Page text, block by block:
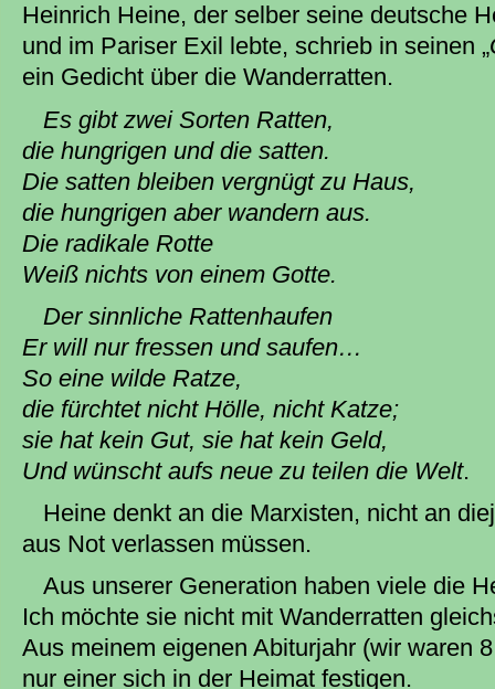
Heinrich Heine, der selber seine deutsche
und im Pariser Exil lebte, schrieb in seinen „
ein Gedicht über die Wanderratten.
Es gibt zwei Sorten Ratten,
die hungrigen und die satten.
Die satten bleiben vergnügt zu Haus,
die hungrigen aber wandern aus.
Die radikale Rotte
Weiß nichts von einem Gotte.
Der sinnliche Rattenhaufen
Er will nur fressen und saufen…
So eine wilde Ratze,
die fürchtet nicht Hölle, nicht Katze;
sie hat kein Gut, sie hat kein Geld,
Und wünscht aufs neue zu teilen die Welt.
Heine denkt an die Marxisten, nicht an
aus Not verlassen müssen.
Aus unserer Generation haben viele die
Ich möchte sie nicht mit Wanderratten
Aus meinem eigenen Abiturjahr (wir waren
nur einer sich in der Heimat festigen.